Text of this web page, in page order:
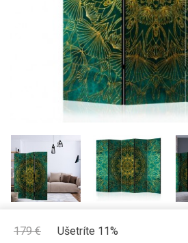
179€ Ušetríte 11%